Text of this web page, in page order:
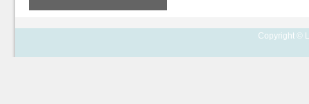
Copyright ©